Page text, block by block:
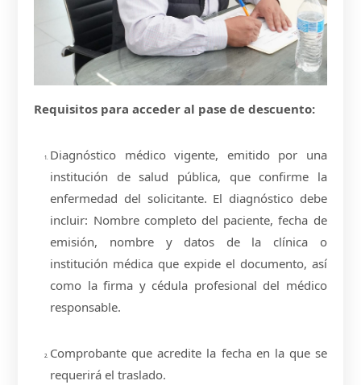
Requisitos para acceder al pase de descuento:
Diagnóstico médico vigente, emitido por una
institución de salud pública, que confirme la
enfermedad del solicitante. El diagnóstico debe
incluir: Nombre completo del paciente, fecha de
emisión, nombre y datos de la clínica o
institución médica que expide el documento, así
como la firma y cédula profesional del médico
responsable.
Comprobante que acredite la fecha en la que se
requerirá el traslado.